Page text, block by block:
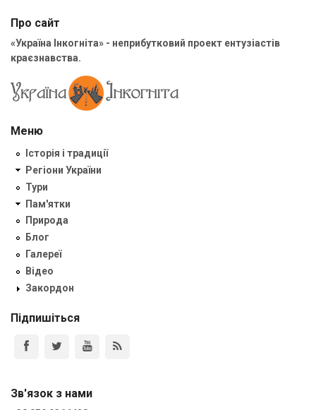
Про сайт
«Україна Інкогніта» - неприбутковий проект ентузіастів
краєзнавства.
Меню
Історія і традиції
Регіони України
Тури
Пам'ятки
Природа
Блог
Галереї
Відео
Закордон
Підпишіться
Зв'язок з нами